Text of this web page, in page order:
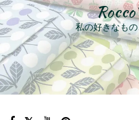
コ
テ
ツ
へ
ス
キ
私の好きなも